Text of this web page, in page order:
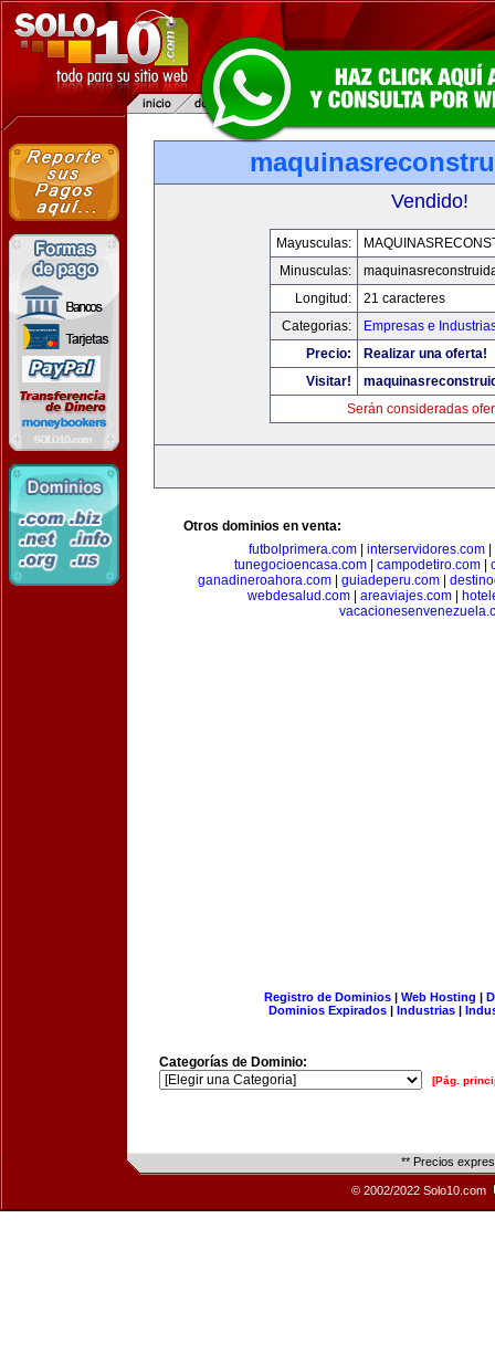
Vendido!
Mayusculas:
Minusculas:
Longitud:
21 caracteres
Categorias:
Empresas e
Precio:
Realizar una oferta!
Visitar!
Serán consideradas
Otros dominios en venta:
futbolprimera.com
interservidores.com
tunegocioencasa.com| campodetiro.com|
ganadineroahora.com
guiadeperu.com
webdesalud.com
areaviajes.com
Registro de Dominios| Web Hosting |
Dominios Expirados | Industrias |
Categorías de Dominio:
[Pág.
** Precios
© 2002/2022 Solo10.com